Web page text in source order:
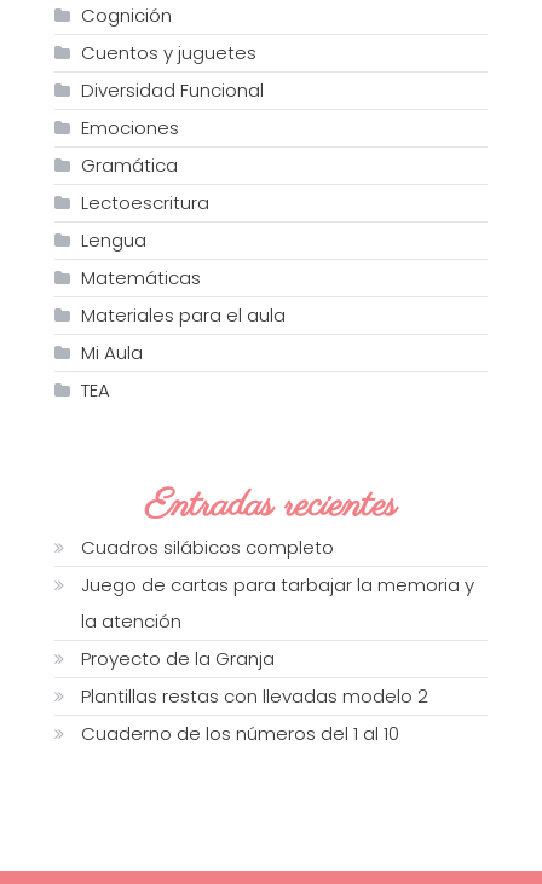
Cognición
Cuentos y juguetes
Diversidad Funcional
Emociones
Gramática
Lectoescritura
Lengua
Matemáticas
Materiales para el aula
Mi Aula
TEA
Entradas recientes
Cuadros silábicos completo
Juego de cartas para tarbajar la memoria y
la atención
Proyecto de la Granja
Plantillas restas con llevadas modelo 2
Cuaderno de los números del 1 al 10